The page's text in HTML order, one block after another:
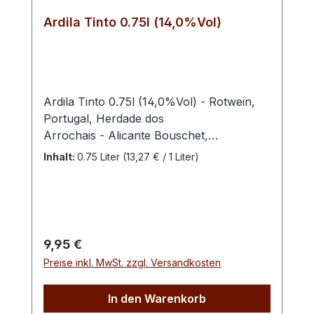
Ardila Tinto 0.75l (14,0%Vol)
Ardila Tinto 0.75l (14,0%Vol) - Rotwein,
Portugal, Herdade dos
Arrochais - Alicante Bouschet,
Alfrocheiro, Aragones, Tinta Ciada,
Familienbesitz. Um die Produktionsqualität
und die Kapazität der Kellerei zu erhöhen,
investierte die Familie persönliche und
finanzielle Ressourcen. Mit Erfolg! Durch
Inhalt: 0.75 Liter (13,27 € / 1 Liter)
Regulärer Preis:
9,95 €
Preise inkl. MwSt. zzgl. Versandkosten
In den Warenkorb